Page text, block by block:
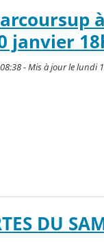
janvier
- Mis à jour le lundi
DU